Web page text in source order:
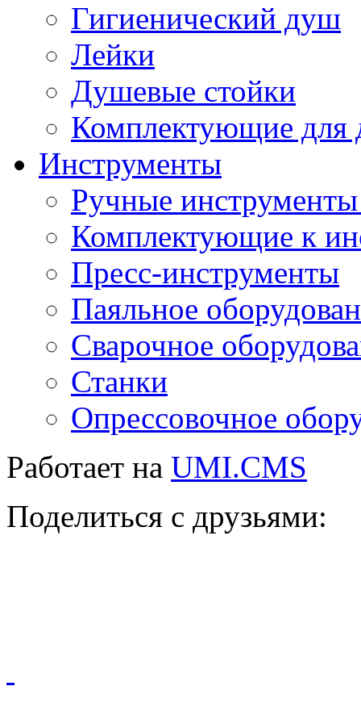
Гигиенический душ
Лейки
Душевые стойки
Комплектующие для
Инструменты
Ручные
Комплектующие к
Пресс-инструменты
Паяльное
Сварочное
Станки
Опрессовочное
Работает на UMI.CMS
Поделиться с друзьями: